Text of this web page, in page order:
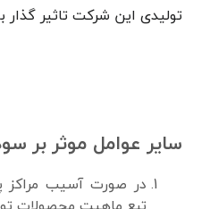
تولیدی این شرکت تاثیر گذار
سایر عوامل موثر بر
در صورت آسیب مراکز